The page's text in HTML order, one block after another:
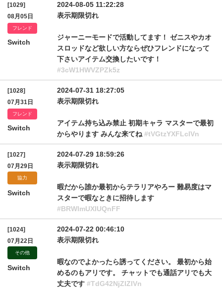
[1029]
08月05日
フレンド
Switch
2024-08-05 11:22:28
表示期限切れ
ジャーニーモードで活動してます！ ゼニスやカオ
スロッドなど欲しい方ならぜひフレンドになって
下さいアイテム交換したいです！
#3cW1HWVZPZk5z
[1028]
07月31日
フレンド
Switch
2024-07-31 18:27:05
表示期限切れ
アイテム持ち込み禁止 初期キャラ マスターで最初
からやります みんな来てね #tVGtzYXFLclVn
[1027]
07月29日
協力
Switch
2024-07-29 18:59:26
表示期限切れ
暇だから誰か最初からテラリアやろー 難易度はマ
スターで暇なときに招待します
#BRWlmUXlUQnFF
[1024]
07月22日
その他
Switch
2024-07-22 00:46:10
表示期限切れ
暇なのでよかったら誘ってください。 最初から始
めるのもアリです。 チャットでも通話アリでも大
丈夫です #TdG42NjZlZlVn